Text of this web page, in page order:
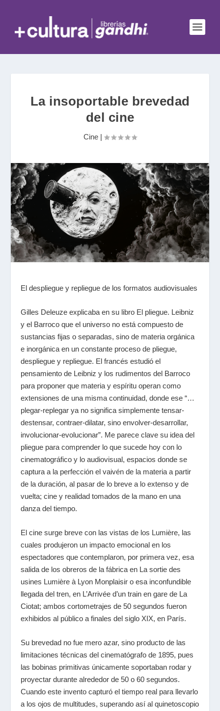
La insoportable brevedad
del cine
Cine |
El despliegue y repliegue de los formatos audiovisuales
Gilles Deleuze explicaba en su libro El pliegue. Leibniz
y el Barroco que el universo no está compuesto de
sustancias fijas o separadas, sino de materia orgánica
e inorgánica en un constante proceso de pliegue,
despliegue y repliegue. El francés estudió el
pensamiento de Leibniz y los rudimentos del Barroco
para proponer que materia y espíritu operan como
extensiones de una misma continuidad, donde ese “…
plegar-replegar ya no significa simplemente tensar-
destensar, contraer-dilatar, sino envolver-desarrollar,
involucionar-evolucionar”. Me parece clave su idea del
pliegue para comprender lo que sucede hoy con lo
cinematográfico y lo audiovisual, espacios donde se
captura a la perfección el vaivén de la materia a partir
de la duración, al pasar de lo breve a lo extenso y de
vuelta; cine y realidad tomados de la mano en una
danza del tiempo.
El cine surge breve con las vistas de los Lumière, las
cuales produjeron un impacto emocional en los
espectadores que contemplaron, por primera vez, esa
salida de los obreros de la fábrica en La sortie des
usines Lumière à Lyon Monplaisir o esa inconfundible
llegada del tren, en L’Arrivée d’un train en gare de La
Ciotat; ambos cortometrajes de 50 segundos fueron
exhibidos al público a finales del siglo XIX, en París.
Su brevedad no fue mero azar, sino producto de las
limitaciones técnicas del cinematógrafo de 1895, pues
las bobinas primitivas únicamente soportaban rodar y
proyectar durante alrededor de 50 o 60 segundos.
Cuando este invento capturó el tiempo real para llevarlo
a los ojos de multitudes, superando así al quinetoscopio